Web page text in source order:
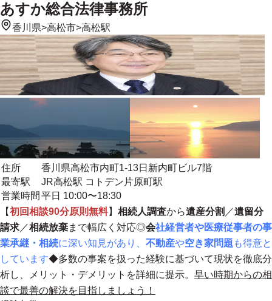
あすか総合法律事務所
香川県>高松市>高松駅
住所
香川県高松市内町1-13日新内町ビル7階
最寄駅
JR高松駅 コトデン片原町駅
営業時間 平日 10:00〜18:30
【初回相談90分原則無料】 相続人調査から遺産分割 ／遺留分
請求 ／相続放棄まで幅広く対応◎会社経営者や医療従事者の事
業承継・相続に深い知見があり、 不動産や空き家問題 も得意と
しています◆多数の事案を扱った経験に基づいて現状を徹底分
析し、メリット・デメリットを詳細に提示。 早い時期からの相
談で最善の解決を目指しましょう！